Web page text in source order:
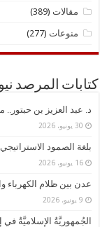
مقالات (389)
منوعات (277)
كتابات المرصد
د. ​عبد العزيز بن
30 يونيو، 2026
بلغة الصمود
16 يونيو، 2026
عدن بين ظلام الكهرباء
9 يونيو، 2026
الجُمهوريَّةُ الإسلاميَّةُ